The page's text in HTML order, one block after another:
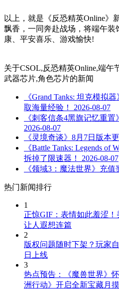
以上，就是《反恐精英Online》
飘香，一同奔赴战场，将端午
康、平安喜乐、游戏愉快!
关于CSOL,反恐精英Online,端午
武器芯片,角色芯片的新闻
《Grand Tanks: 坦克模拟
取海量经验！
2026-08-07
《刺客信条4黑旗记忆重
2026-08-07
《灵境奇谈》8月7日版本
《Battle Tanks: Legends
拆掉了限速器！
2026-08-07
《领域3：魔法世界》充值
热门新闻排行
1
正惊GIF：表情如此羞涩
让人遐想连篇
2
版权问题随时下架？玩家
日上线
3
热点预告：《魔兽世界》
洲行动》开启全新宝藏月摸